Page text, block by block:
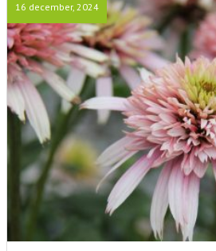
16 december, 2024